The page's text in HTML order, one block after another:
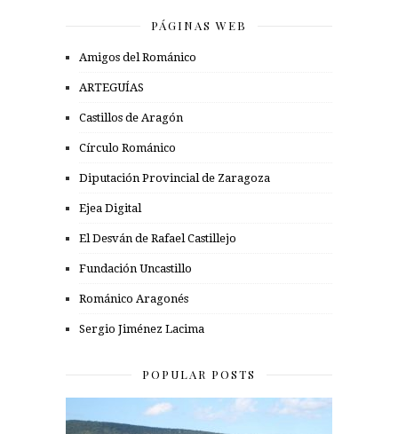
PÁGINAS WEB
Amigos del Románico
ARTEGUÍAS
Castillos de Aragón
Círculo Románico
Diputación Provincial de Zaragoza
Ejea Digital
El Desván de Rafael Castillejo
Fundación Uncastillo
Románico Aragonés
Sergio Jiménez Lacima
POPULAR POSTS